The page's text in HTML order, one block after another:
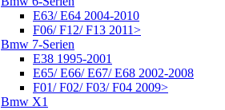
E63/ E64 2004-2010
F06/ F12/ F13 2011>
Bmw 7-Serien
E38 1995-2001
E65/ E66/ E67/ E68 2002-2008
F01/ F02/ F03/ F04 2009>
Bmw X1